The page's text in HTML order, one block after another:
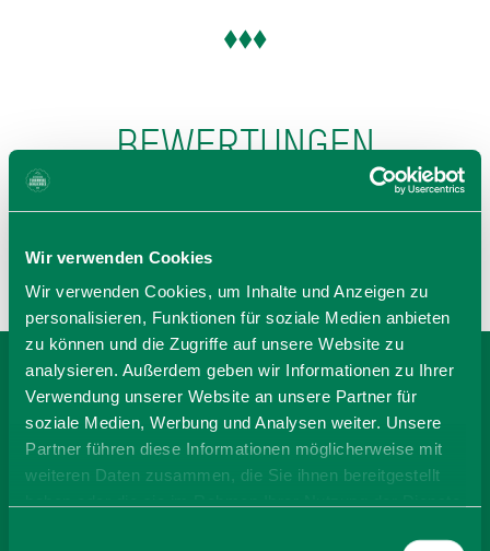
Wir verwenden Cookies
Wir verwenden Cookies, um Inhalte und Anzeigen zu
personalisieren, Funktionen für soziale Medien anbieten
zu können und die Zugriffe auf unsere Website zu
analysieren. Außerdem geben wir Informationen zu Ihrer
Verwendung unserer Website an unsere Partner für
soziale Medien, Werbung und Analysen weiter. Unsere
Partner führen diese Informationen möglicherweise mit
weiteren Daten zusammen, die Sie ihnen bereitgestellt
BEWERTUNGEN
BEI FERIENWOHNUNGEN
LEITNER, FLORIAN
BUCHEN